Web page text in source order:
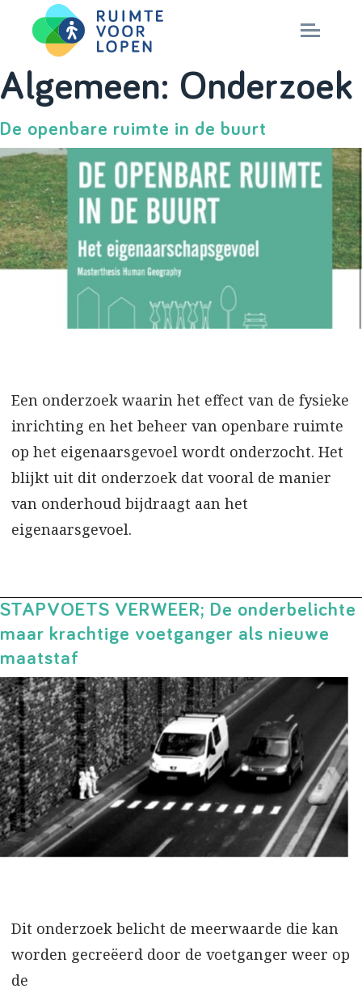
Skip
to
content
NIEUWS
KENNIS
PARTNERS
CITY DEAL
MAGAZINES
Algemeen: Onderzoek
De openbare ruimte in de buurt
Een onderzoek waarin het effect van de fysieke
inrichting en het beheer van openbare ruimte
op het eigenaarsgevoel wordt onderzocht. Het
blijkt uit dit onderzoek dat vooral de manier
van onderhoud bijdraagt aan het
eigenaarsgevoel.
STAPVOETS VERWEER; De onderbelichte
maar krachtige voetganger als nieuwe
maatstaf
Dit onderzoek belicht de meerwaarde die kan
worden gecreëerd door de voetganger weer op
de